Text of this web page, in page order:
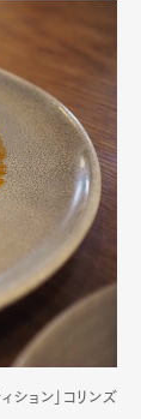
ション」コリンズ